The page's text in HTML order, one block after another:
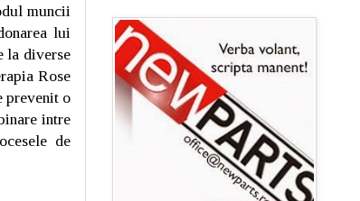
muncii
lui
la diverse
Rose
prevenit o
intre
de